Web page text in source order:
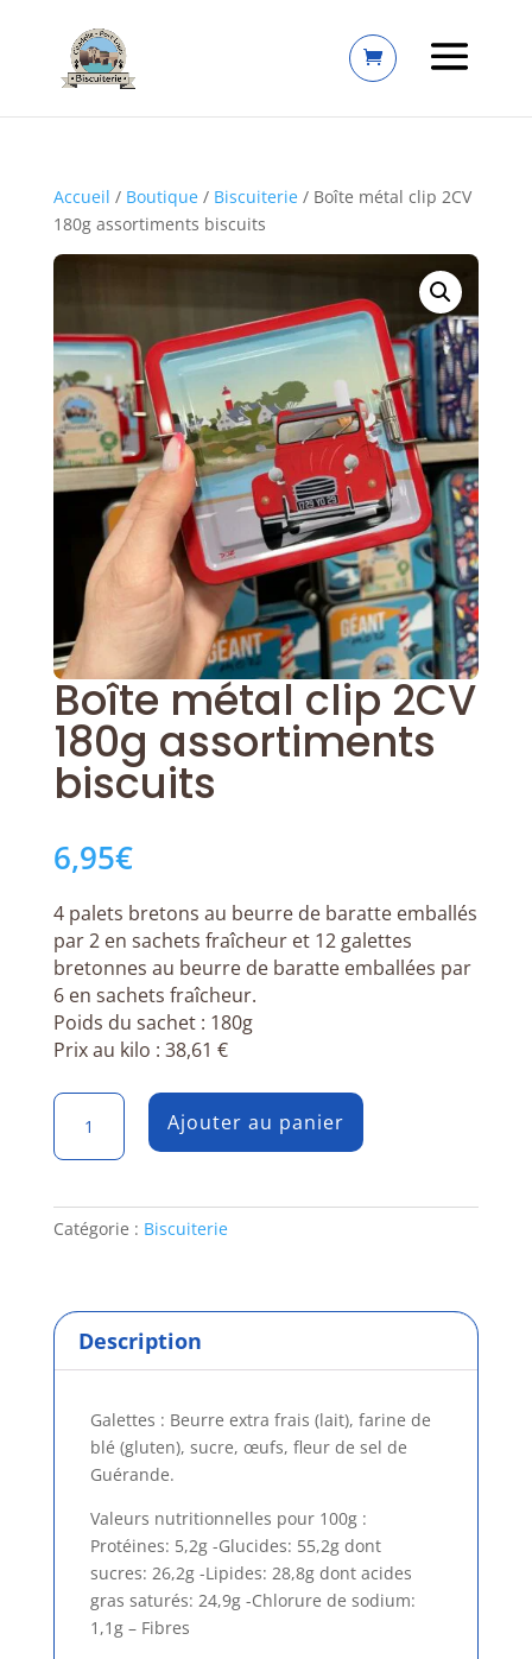
Accueil / Boutique/ Biscuiterie/ Boîte métal clip 2CV
180g assortiments biscuits
Boîte métal clip 2CV
180g assortiments
biscuits
6,95€
4 palets bretons au beurre de baratte emballés
par 2 en sachets fraîcheur et 12 galettes
bretonnes au beurre de baratte emballées par
6 en sachets fraîcheur.
Poids du sachet : 180g
Prix au kilo : 38,61 €
quantité
Boîte
clip
2CV
biscuits
Ajouter au panier
Catégorie : Biscuiterie
Description
Galettes : Beurre extra frais (lait), farine de
blé (gluten), sucre, œufs, fleur de sel de
Guérande.
Valeurs nutritionnelles pour 100g :
Protéines: 5,2g -Glucides: 55,2g dont
sucres: 26,2g -Lipides: 28,8g dont acides
gras saturés: 24,9g -Chlorure de sodium:
1,1g – Fibres